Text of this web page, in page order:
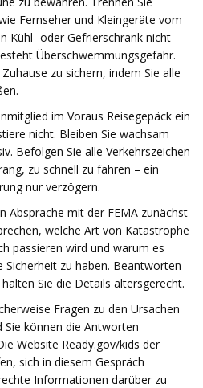
Fernseher und Kleingeräte vom
Kühl- oder Gefrierschrank nicht
Überschwemmungsgefahr.
zu sichern, indem Sie alle
im Voraus Reisegepäck ein
nicht. Bleiben Sie wachsam
Befolgen Sie alle Verkehrszeichen
zu schnell zu fahren – ein
nur verzögern.
Absprache mit der FEMA zunächst
welche Art von Katastrophe
passieren wird und warum es
Sicherheit zu haben. Beantworten
Sie die Details altersgerecht.
Fragen zu den Ursachen
können die Antworten
Website Ready.gov/kids der
sich in diesem Gespräch
Informationen darüber zu